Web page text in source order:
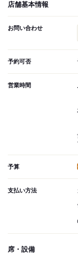
店舗基本情報
お問い合わせ
予約可否
営業時間
予算
支払い方法
席・設備